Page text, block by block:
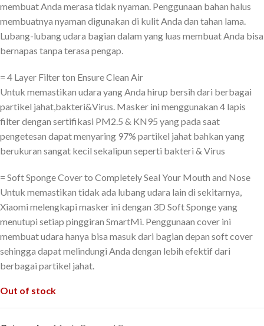
membuat Anda merasa tidak nyaman. Penggunaan bahan halus
membuatnya nyaman digunakan di kulit Anda dan tahan lama.
Lubang-lubang udara bagian dalam yang luas membuat Anda bisa
bernapas tanpa terasa pengap.
= 4 Layer Filter ton Ensure Clean Air
Untuk memastikan udara yang Anda hirup bersih dari berbagai
partikel jahat,bakteri&Virus. Masker ini menggunakan 4 lapis
filter dengan sertifikasi PM2.5 & KN95 yang pada saat
pengetesan dapat menyaring 97% partikel jahat bahkan yang
berukuran sangat kecil sekalipun seperti bakteri & Virus
= Soft Sponge Cover to Completely Seal Your Mouth and Nose
Untuk memastikan tidak ada lubang udara lain di sekitarnya,
Xiaomi melengkapi masker ini dengan 3D Soft Sponge yang
menutupi setiap pinggiran SmartMi. Penggunaan cover ini
membuat udara hanya bisa masuk dari bagian depan soft cover
sehingga dapat melindungi Anda dengan lebih efektif dari
berbagai partikel jahat.
Out of stock